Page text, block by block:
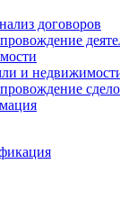
договоров
и